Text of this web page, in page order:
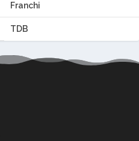
Franchi
TDB